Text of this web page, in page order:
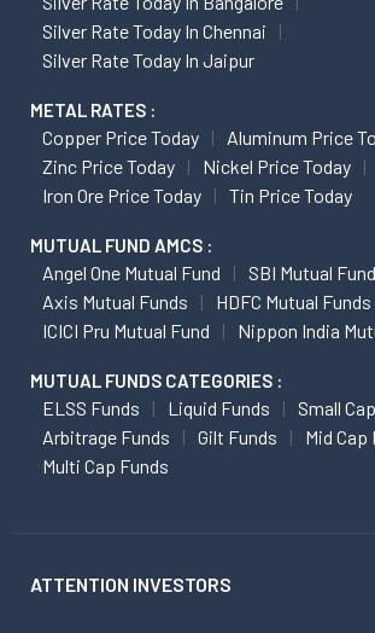
Silver Rate Today In Chennai
Silver Rate Today In Jaipur
METAL RATES :
Copper Price Today
Aluminum Price
Zinc Price Today
Nickel Price Today
Iron Ore Price Today
Tin Price Today
MUTUAL FUND AMCS :
Angel One Mutual Fund
SBI Mutual
Axis Mutual Funds
HDFC Mutual Funds
ICICI Pru Mutual Fund
Nippon India
MUTUAL FUNDS CATEGORIES :
ELSS Funds Liquid Funds
Small
Arbitrage Funds
Gilt Funds
Mid Cap
Multi Cap Funds
ATTENTION INVESTORS